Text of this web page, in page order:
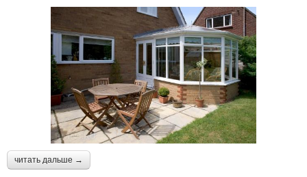
читать дальше →